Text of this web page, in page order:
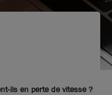
ils en perte de vitesse ?